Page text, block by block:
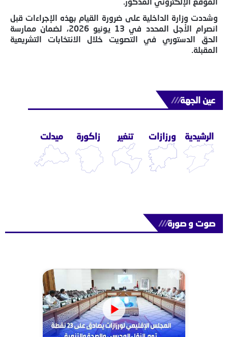
وشددت وزارة الداخلية على ضرورة القيام بهذه الإجراءات قبل
انصرام الأجل المحدد في 13 يونيو 2026، لضمان ممارسة
الحق الدستوري في التصويت خلال الانتخابات التشريعية
المقبلة.
عين الجهة///
الرشيدية ورزازات تنغير زاكورة ميدلت
صوت و صورة///